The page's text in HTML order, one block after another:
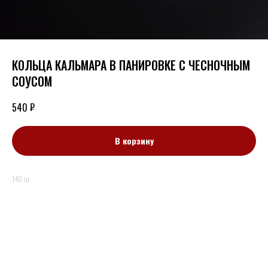
КОЛЬЦА КАЛЬМАРА В ПАНИРОВКЕ С ЧЕСНОЧНЫМ
СОУСОМ
540 ₽
В корзину
140 гр